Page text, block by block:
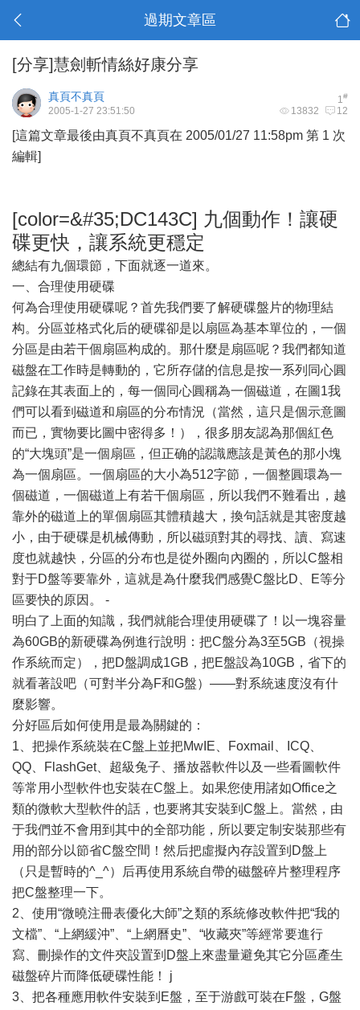
過期文章區
[分享]慧劍斬情絲好康分享
1#
真頁不真頁
13832 12
2005-1-27 23:51:50
[這篇文章最後由真頁不真頁在 2005/01/27 11:58pm 第 1 次
編輯]
[color=&#35;DC143C] 九個動作！讓硬
碟更快，讓系統更穩定
總結有九個環節，下面就逐一道來。
一、合理使用硬碟
何為合理使用硬碟呢？首先我們要了解硬碟盤片的物理結
构。分區並格式化后的硬碟卻是以扇區為基本單位的，一個
分區是由若干個扇區构成的。那什麼是扇區呢？我們都知道
磁盤在工作時是轉動的，它所存儲的信息是按一系列同心圓
記錄在其表面上的，每一個同心圓稱為一個磁道，在圖1我
們可以看到磁道和扇區的分布情況（當然，這只是個示意圖
而已，實物要比圖中密得多！），很多朋友認為那個紅色
的“大塊頭”是一個扇區，但正确的認識應該是黃色的那小塊
為一個扇區。一個扇區的大小為512字節，一個整圓環為一
個磁道，一個磁道上有若干個扇區，所以我們不難看出，越
靠外的磁道上的單個扇區其體積越大，換句話就是其密度越
小，由于硬碟是机械傳動，所以磁頭對其的尋找、讀、寫速
度也就越快，分區的分布也是從外圈向內圈的，所以C盤相
對于D盤等要靠外，這就是為什麼我們感覺C盤比D、E等分
區要快的原因。 -
明白了上面的知識，我們就能合理使用硬碟了！以一塊容量
為60GB的新硬碟為例進行說明：把C盤分為3至5GB（視操
作系統而定），把D盤調成1GB，把E盤設為10GB，省下的
就看著設吧（可對半分為F和G盤）——對系統速度沒有什
麼影響。
分好區后如何使用是最為關鍵的：
1、把操作系統裝在C盤上並把MwIE、Foxmail、ICQ、
QQ、FlashGet、超級兔子、播放器軟件以及一些看圖軟件
等常用小型軟件也安裝在C盤上。如果您使用諸如Office之
類的微軟大型軟件的話，也要將其安裝到C盤上。當然，由
于我們並不會用到其中的全部功能，所以要定制安裝那些有
用的部分以節省C盤空間！然后把虛擬內存設置到D盤上
（只是暫時的^_^）后再使用系統自帶的磁盤碎片整理程序
把C盤整理一下。
2、使用“微曉注冊表優化大師”之類的系統修改軟件把“我的
文檔”、“上網緩沖”、“上網曆史”、“收藏夾”等經常要進行
寫、刪操作的文件夾設置到D盤上來盡量避免其它分區產生
磁盤碎片而降低硬碟性能！ j
3、把各種應用軟件安裝到E盤，至于游戲可裝在F盤，G盤